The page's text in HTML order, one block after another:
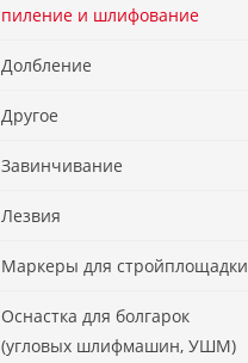
пиление и шлифование
Долбление
Другое
Завинчивание
Лезвия
Маркеры для стройплощадки
Оснастка для болгарок
(угловых шлифмашин, УШМ)